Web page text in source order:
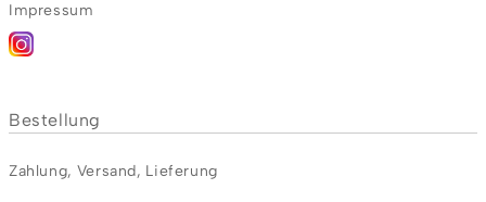
Impressum
Bestellung
Zahlung, Versand, Lieferung